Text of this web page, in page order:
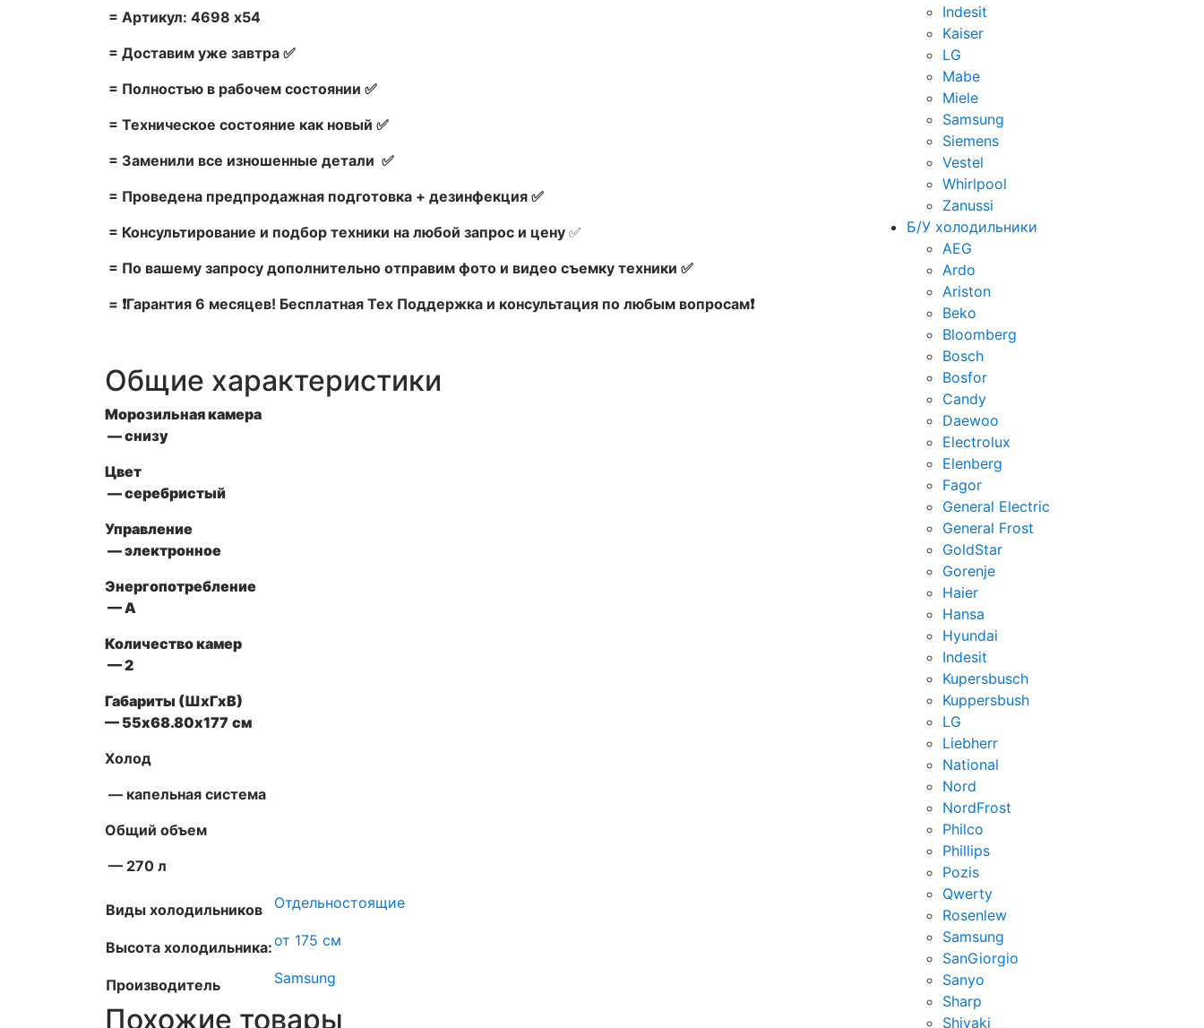
= Артикул: 4698 х54
= Доставим уже завтра ✅
= Полностью в рабочем состоянии ✅
= Техническое состояние как новый ✅
= Заменили все изношенные детали ✅
= Проведена предпродажная подготовка + дезинфекция ✅
= Консультирование и подбор техники на любой запрос и цену ✅
= По вашему запросу дополнительно отправим фото и видео съемку техники ✅
= ❗Гарантия 6 месяцев! Бесплатная Тех Поддержка и консультация по любым вопросам❗
Общие характеристики
Морозильная камера
— снизу
Цвет
— серебристый
Управление
—электронное
Энергопотребление
— А
Количество камер
— 2
Габариты (ШxГxВ)
— 55х68.80х177 см
Холод
— капельная система
Общий объем
— 270 л
Виды холодильников Отдельностоящие
Высота холодильника:от 175 см
Производитель Samsung
Похожие товары
Indesit
Kaiser
LG
Mabe
Miele
Samsung
Siemens
Vestel
Whirlpool
Zanussi
Б/У холодильники
AEG
Ardo
Ariston
Beko
Bloomberg
Bosch
Bosfor
Candy
Daewoo
Electrolux
Elenberg
Fagor
General Electric
General Frost
GoldStar
Gorenje
Haier
Hansa
Hyundai
Indesit
Kupersbusch
Kuppersbush
LG
Liebherr
National
Nord
NordFrost
Philco
Phillips
Pozis
Qwerty
Rosenlew
Samsung
SanGiorgio
Sanyo
Sharp
Shivaki